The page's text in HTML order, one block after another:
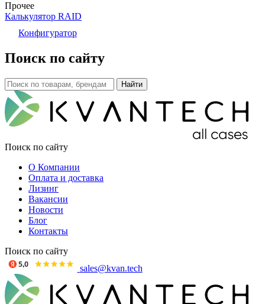
Прочее
Калькулятор RAID
Конфигуратор
Поиск по сайту
Поиск по сайту
О Компании
Оплата и доставка
Лизинг
Вакансии
Новости
Блог
Контакты
Поиск по сайту
sales@kvan.tech